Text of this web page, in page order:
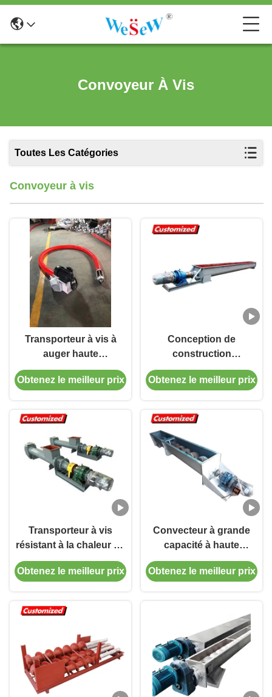
Convoyeur À Vis
Toutes Les Catégories
Convoyeur à vis
Transporteur à vis à
auger haute
performance pour le
transport de matériaux
matériaux de
construction
Obtenez le meilleur prix
Conception de
construction
personnalisée Système
de convoyeur à vis
au feu
Obtenez le meilleur prix
Transporteur à vis
résistant à la chaleur en
acier inoxydable sur
mesure pour le
Obtenez le meilleur prix
Convecteur à grande
capacité à haute
résistance à l'air, à
hélice, à vis spirale, à
utilisation industrielle
Obtenez le meilleur prix